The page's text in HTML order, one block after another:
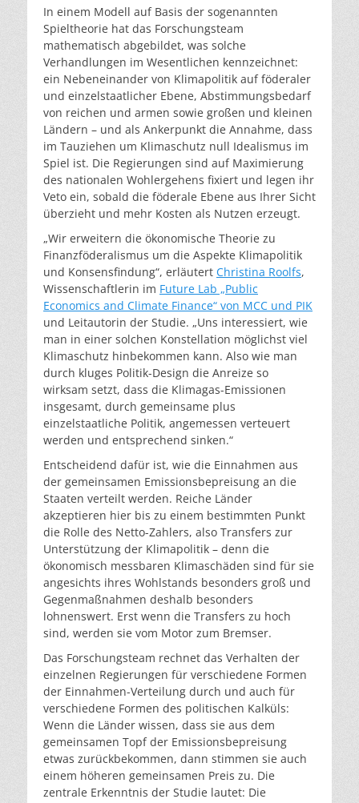
In einem Modell auf Basis der sogenannten
Spieltheorie hat das Forschungsteam
mathematisch abgebildet, was solche
Verhandlungen im Wesentlichen kennzeichnet:
ein Nebeneinander von Klimapolitik auf föderaler
und einzelstaatlicher Ebene, Abstimmungsbedarf
von reichen und armen sowie großen und kleinen
Ländern – und als Ankerpunkt die Annahme, dass
im Tauziehen um Klimaschutz null Idealismus im
Spiel ist. Die Regierungen sind auf Maximierung
des nationalen Wohlergehens fixiert und legen ihr
Veto ein, sobald die föderale Ebene aus Ihrer Sicht
überzieht und mehr Kosten als Nutzen erzeugt.
„Wir erweitern die ökonomische Theorie zu
Finanzföderalismus um die Aspekte Klimapolitik
und Konsensfindung“, erläutert Christina Roolfs,
Wissenschaftlerin im Future Lab „Public
Economics and Climate Finance“ von MCC und PIK
und Leitautorin der Studie. „Uns interessiert, wie
man in einer solchen Konstellation möglichst viel
Klimaschutz hinbekommen kann. Also wie man
durch kluges Politik-Design die Anreize so
wirksam setzt, dass die Klimagas-Emissionen
insgesamt, durch gemeinsame plus
einzelstaatliche Politik, angemessen verteuert
werden und entsprechend sinken.“
Entscheidend dafür ist, wie die Einnahmen aus
der gemeinsamen Emissionsbepreisung an die
Staaten verteilt werden. Reiche Länder
akzeptieren hier bis zu einem bestimmten Punkt
die Rolle des Netto-Zahlers, also Transfers zur
Unterstützung der Klimapolitik – denn die
ökonomisch messbaren Klimaschäden sind für sie
angesichts ihres Wohlstands besonders groß und
Gegenmaßnahmen deshalb besonders
lohnenswert. Erst wenn die Transfers zu hoch
sind, werden sie vom Motor zum Bremser.
Das Forschungsteam rechnet das Verhalten der
einzelnen Regierungen für verschiedene Formen
der Einnahmen-Verteilung durch und auch für
verschiedene Formen des politischen Kalküls:
Wenn die Länder wissen, dass sie aus dem
gemeinsamen Topf der Emissionsbepreisung
etwas zurückbekommen, dann stimmen sie auch
einem höheren gemeinsamen Preis zu. Die
zentrale Erkenntnis der Studie lautet: Die